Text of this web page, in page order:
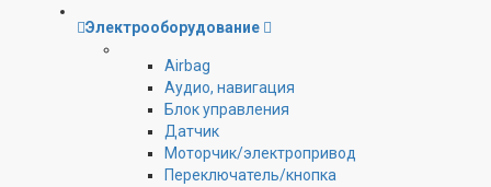
Электрооборудование
Airbag
Аудио, навигация
Блок управления
Датчик
Моторчик/электропривод
Переключатель/кнопка